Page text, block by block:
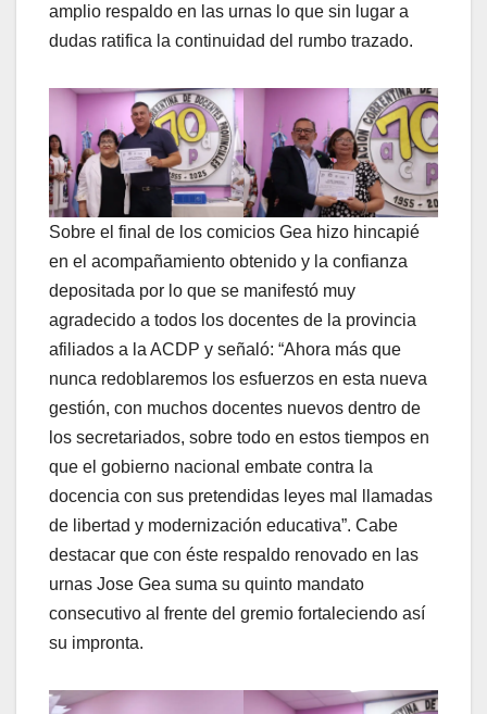
amplio respaldo en las urnas lo que sin lugar a
dudas ratifica la continuidad del rumbo trazado.
Sobre el final de los comicios Gea hizo hincapié
en el acompañamiento obtenido y la confianza
depositada por lo que se manifestó muy
agradecido a todos los docentes de la provincia
afiliados a la ACDP y señaló: “Ahora más que
nunca redoblaremos los esfuerzos en esta nueva
gestión, con muchos docentes nuevos dentro de
los secretariados, sobre todo en estos tiempos en
que el gobierno nacional embate contra la
docencia con sus pretendidas leyes mal llamadas
de libertad y modernización educativa”. Cabe
destacar que con éste respaldo renovado en las
urnas Jose Gea suma su quinto mandato
consecutivo al frente del gremio fortaleciendo así
su impronta.